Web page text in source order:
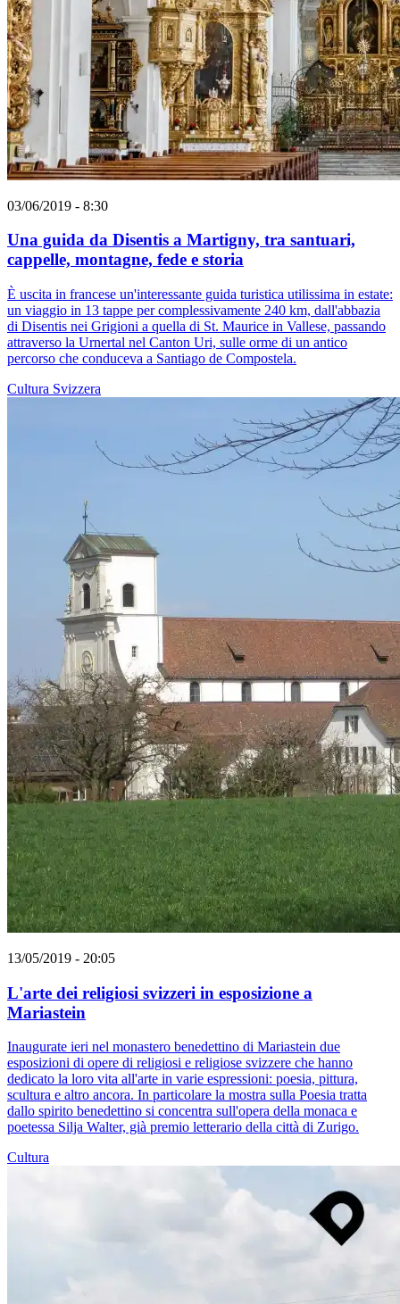
03/06/2019 - 8:30
Una guida da Disentis a Martigny, tra santuari,
cappelle, montagne, fede e storia
È uscita in francese un'interessante guida turistica utilissima in estate:
un viaggio in 13 tappe per complessivamente 240 km, dall'abbazia
di Disentis nei Grigioni a quella di St. Maurice in Vallese, passando
attraverso la Urnertal nel Canton Uri, sulle orme di un antico
percorso che conduceva a Santiago de Compostela.
Cultura Svizzera
13/05/2019 - 20:05
L'arte dei religiosi svizzeri in esposizione a
Mariastein
Inaugurate ieri nel monastero benedettino di Mariastein due
esposizioni di opere di religiosi e religiose svizzere che hanno
dedicato la loro vita all'arte in varie espressioni: poesia, pittura,
scultura e altro ancora. In particolare la mostra sulla Poesia tratta
dallo spirito benedettino si concentra sull'opera della monaca e
poetessa Silja Walter, già premio letterario della città di Zurigo.
Cultura